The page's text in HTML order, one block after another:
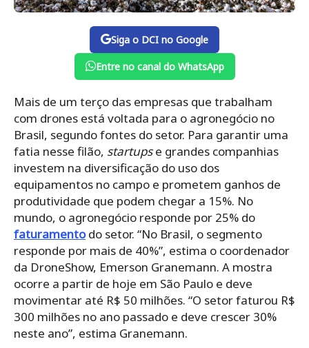
Siga o DCI no Google
Entre no canal do WhatsApp
Mais de um terço das empresas que trabalham
com drones está voltada para o agronegócio no
Brasil, segundo fontes do setor. Para garantir uma
fatia nesse filão, startupse grandes companhias
investem na diversificação do uso dos
equipamentos no campo e prometem ganhos de
produtividade que podem chegar a 15%. No
mundo, o agronegócio responde por 25% do
faturamentodo setor. “No Brasil, o segmento
responde por mais de 40%”, estima o coordenador
da DroneShow, Emerson Granemann. A mostra
ocorre a partir de hoje em São Paulo e deve
movimentar até R$ 50 milhões. “O setor faturou R$
300 milhões no ano passado e deve crescer 30%
neste ano”, estima Granemann.